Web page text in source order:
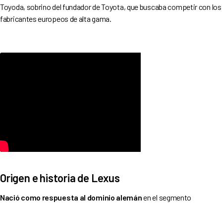
Toyoda, sobrino del fundador de Toyota, que buscaba competir con los
fabricantes europeos de alta gama.
Origen e historia de Lexus
Nació como respuesta al dominio alemánen el segmento